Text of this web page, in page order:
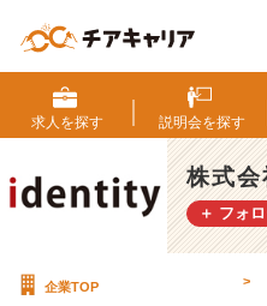
鹿
正
直
に
こ
た
求人を探す 説明会を探す
株式
＋ フォ
企業TOP >